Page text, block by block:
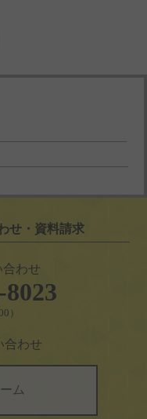
せ・資料請求
合わせ
）
合わせ
ム